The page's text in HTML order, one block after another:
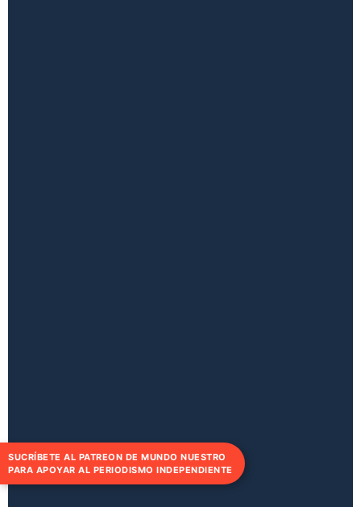
SUCRÍBETE AL PATREON DE MUNDO NUESTRO
PARA APOYAR AL PERIODISMO INDEPENDIENTE